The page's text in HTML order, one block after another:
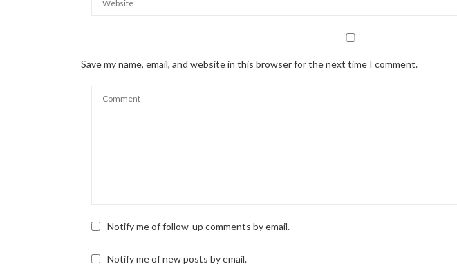
Save my name, email, and website in this browser for the next time I comment.
Notify me of follow-up comments by email.
Notify me of new posts by email.